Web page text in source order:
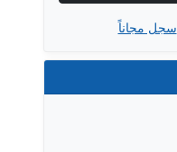
سجل مجاناً